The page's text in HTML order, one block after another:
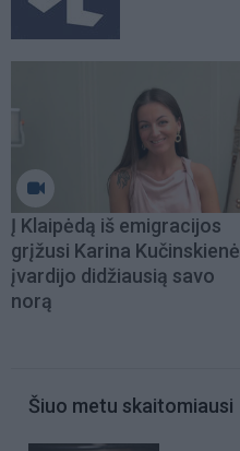
Į Klaipėdą iš emigracijos
grįžusi Karina Kučinskienė
įvardijo didžiausią savo
norą
Šiuo metu skaitomiausi